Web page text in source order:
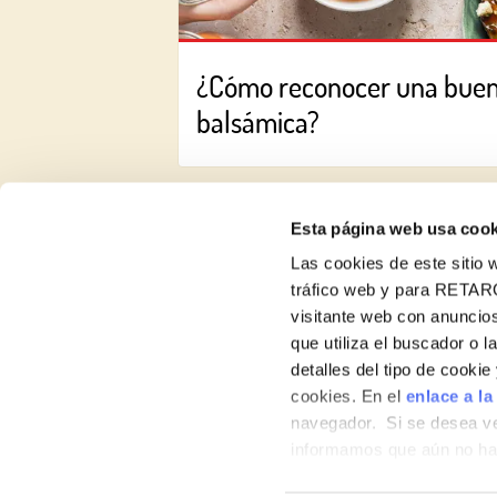
Esta página web usa
Las cookies de este sitio
tráfico web y para
visitante web con
que utiliza el buscador o
detalles del tipo de
cookies. En el enlace a
navegador. Si se desea
informamos que aún no
¿Cómo reconocer una
balsámica?